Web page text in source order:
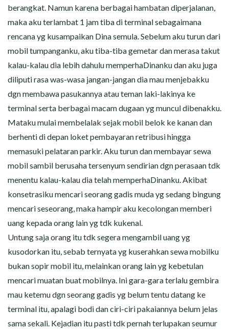
berangkat. Namun karena berbagai hambatan diperjalanan,
maka aku terlambat 1 jam tiba di terminal sebagaimana
rencana yg kusampaikan Dina semula. Sebelum aku turun dari
mobil tumpanganku, aku tiba-tiba gemetar dan merasa takut
kalau-kalau dia lebih dahulu memperhaDinanku dan aku juga
diliputi rasa was-wasa jangan-jangan dia mau menjebakku
dgn membawa pasukannya atau teman laki-lakinya ke
terminal serta berbagai macam dugaan yg muncul dibenakku.
Mataku mulai membelalak sejak mobil belok ke kanan dan
berhenti di depan loket pembayaran retribusi hingga
memasuki pelataran parkir. Aku turun dan membayar sewa
mobil sambil berusaha tersenyum sendirian dgn perasaan tdk
menentu kalau-kalau dia telah memperhaDinanku. Akibat
konsetrasiku mencari seorang gadis muda yg sedang bingung
mencari seseorang, maka hampir aku kecolongan memberi
uang kepada orang lain yg tdk kukenal.
Untung saja orang itu tdk segera mengambil uang yg
kusodorkan itu, sebab ternyata yg kuserahkan sewa mobilku
bukan sopir mobil itu, melainkan orang lain yg kebetulan
mencari muatan buat mobilnya. Ini gara-gara terlalu gembira
mau ketemu dgn seorang gadis yg belum tentu datang ke
terminal itu, apalagi bodi dan ciri-ciri pakaiannya belum jelas
sama sekali. Kejadian itu pasti tdk pernah terlupakan seumur